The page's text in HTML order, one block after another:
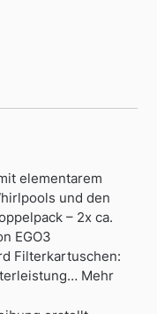
elementarem
und den
– 2x ca.
EGO3
Filterkartuschen:
Mehr